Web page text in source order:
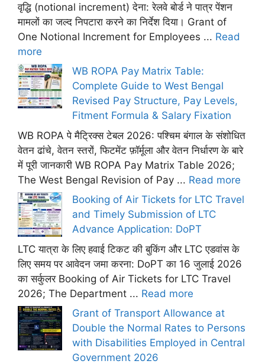
वृद्धि (notional increment) देना: रेलवे बोर्ड ने पात्र पेंशन
मामलों का जल्द निपटारा करने का निर्देश दिया। Grant of
One Notional Increment for Employees ... Read
more
WB ROPA Pay Matrix Table:
Complete Guide to West Bengal
Revised Pay Structure, Pay Levels,
Fitment Formula & Salary Fixation
WB ROPA पे मैट्रिक्स टेबल 2026: पश्चिम बंगाल के संशोधित
वेतन ढांचे, वेतन स्तरों, फिटमेंट फ़ॉर्मूला और वेतन निर्धारण के बारे
में पूरी जानकारी WB ROPA Pay Matrix Table 2026;
The West Bengal Revision of Pay ... Read more
Booking of Air Tickets for LTC Travel
and Timely Submission of LTC
Advance Application: DoPT
LTC यात्रा के लिए हवाई टिकट की बुकिंग और LTC एडवांस के
लिए समय पर आवेदन जमा करना: DoPT का 16 जुलाई 2026
का सर्कुलर Booking of Air Tickets for LTC Travel
2026; The Department ... Read more
Grant of Transport Allowance at
Double the Normal Rates to Persons
with Disabilities Employed in Central
Government 2026